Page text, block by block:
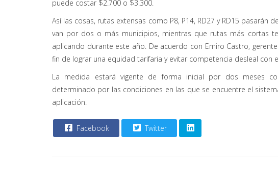
puede costar $2.700 o $3.300.
Así las cosas, rutas extensas como P8, P14, RD27 y RD15
van por dos o más municipios, mientras que rutas más cortas
aplicando durante este año. De acuerdo con Emiro Castro,
fin de lograr una equidad tarifaria y evitar competencia desleal con el
La medida estará vigente de forma inicial por dos meses
determinado por las condiciones en las que se encuentre el
aplicación.
Facebook Twitter